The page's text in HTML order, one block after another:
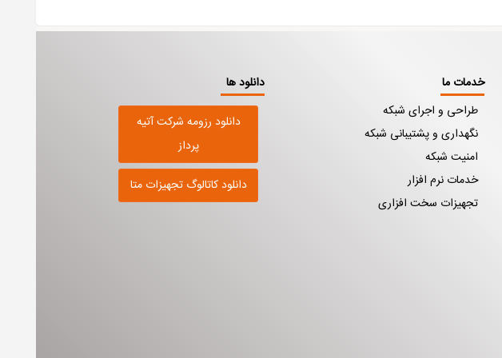
خدمات ما
طراحی و اجرای شبکه
نگهداری و پشتیبانی شبکه
امنیت شبکه
خدمات نرم افزار
تجهیزات سخت افزاری
دانلود ها
دانلود رزومه شرکت آتیه
پرداز
دانلود کاتالوگ تجهیزات متا